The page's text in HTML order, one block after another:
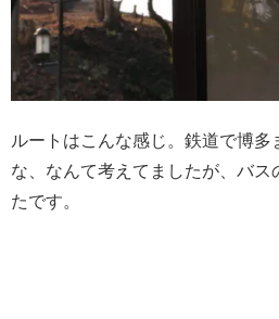
ルートはこんな感じ。鉄道で博
な、なんて考えてましたが、バス
たです。